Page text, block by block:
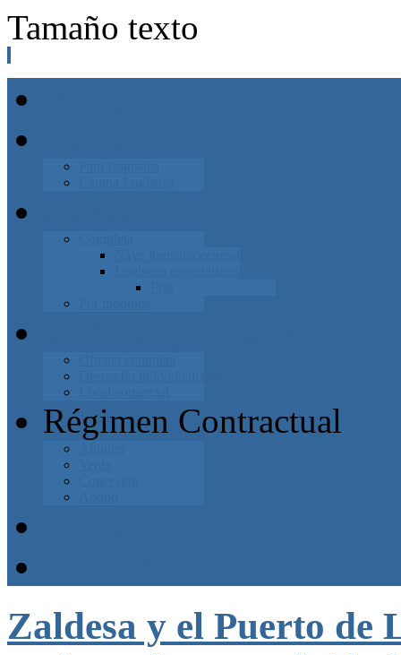
Tamaño texto
Régimen Contractual
Zaldesa y el Puerto de